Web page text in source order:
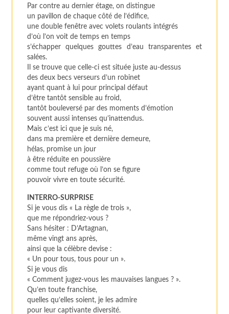
Par contre au dernier étage, on distingue
un pavillon de chaque côté de l’édifice,
une double fenêtre avec volets roulants intégrés
d’où l’on voit de temps en temps
s’échapper quelques gouttes d’eau transparentes et
salées.
Il se trouve que celle-ci est située juste au-dessus
des deux becs verseurs d’un robinet
ayant quant à lui pour principal défaut
d’être tantôt sensible au froid,
tantôt bouleversé par des moments d’émotion
souvent aussi intenses qu’inattendus.
Mais c’est ici que je suis né,
dans ma première et dernière demeure,
hélas, promise un jour
à être réduite en poussière
comme tout refuge où l’on se figure
pouvoir vivre en toute sécurité.
INTERRO-SURPRISE
Si je vous dis « La règle de trois »,
que me répondriez-vous ?
Sans hésiter : D’Artagnan,
même vingt ans après,
ainsi que la célèbre devise :
« Un pour tous, tous pour un ».
Si je vous dis
« Comment jugez-vous les mauvaises langues ? ».
Qu’en toute franchise,
quelles qu’elles soient, je les admire
pour leur captivante diversité.